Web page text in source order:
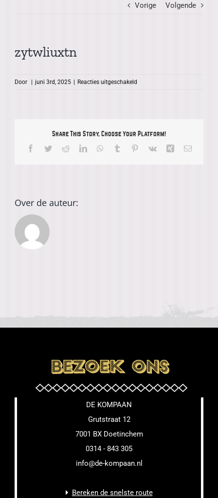
Vorige Volgende
zytwliuxtn
Door | juni 3rd, 2025 | Reacties uitgeschakeld
Share This Story, Choose Your Platform!
Facebook
TwitterRedditLinkedInWhatsApp
Tumblr Pinterest
Vk Xing E-
Over de auteur:
DE KOMPAAN
Grutstraat 12
7001 BX Doetinchem
0314 - 843 305
info@de-kompaan.nl
Bereken de snelste route